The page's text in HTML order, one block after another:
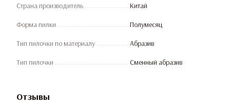
Страна производитель Китай
Форма пилки Полумесяц
Тип пилочки по материалу Абразив
Тип пилочки Сменный абразив
Отзывы